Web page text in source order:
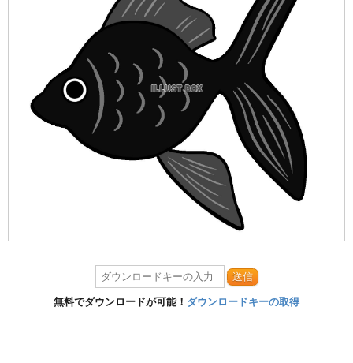
送信
無料でダウンロードが可能！ ダウンロードキーの取得